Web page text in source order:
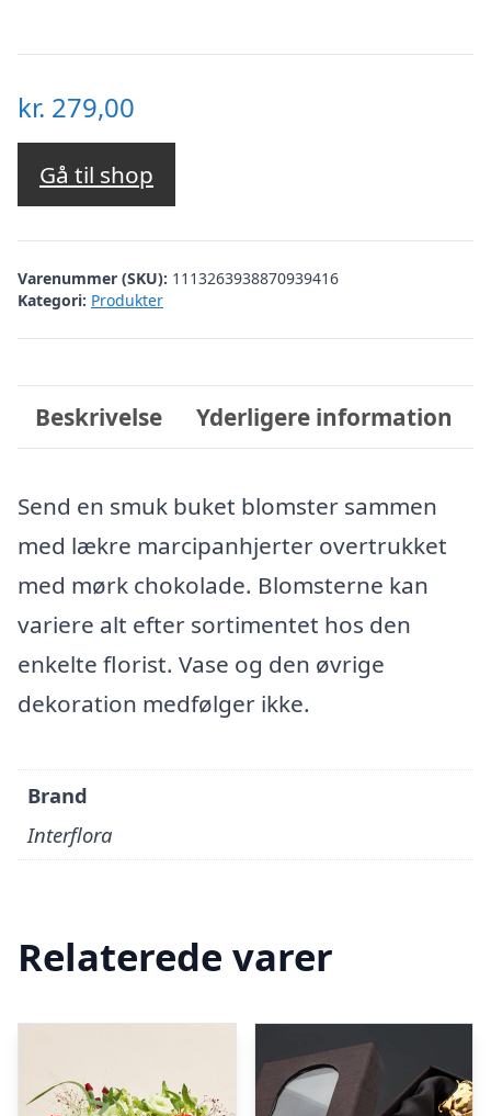
kr. 279,00
Gå til shop
Varenummer (SKU): 1113263938870939416
Kategori: Produkter
Beskrivelse Yderligere information
Send en smuk buket blomster sammen
med lækre marcipanhjerter overtrukket
med mørk chokolade. Blomsterne kan
variere alt efter sortimentet hos den
enkelte florist. Vase og den øvrige
dekoration medfølger ikke.
Brand
Interflora
Relaterede varer